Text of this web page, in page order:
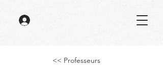
<< Professeurs